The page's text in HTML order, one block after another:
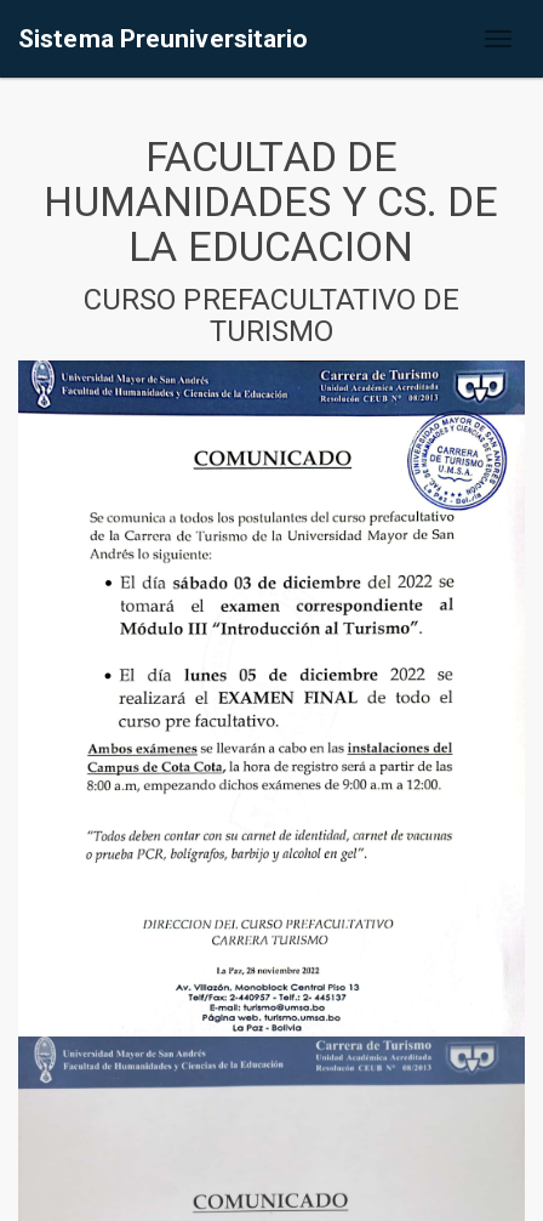
Sistema Preuniversitario
FACULTAD DE
HUMANIDADES Y CS. DE
LA EDUCACION
CURSO PREFACULTATIVO DE
TURISMO